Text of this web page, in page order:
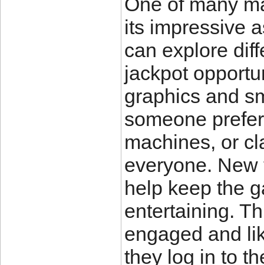
its impressive
can explore
jackpot
graphics and
someone
machines, or
everyone.
help keep the
entertaining.
engaged and
they log in to